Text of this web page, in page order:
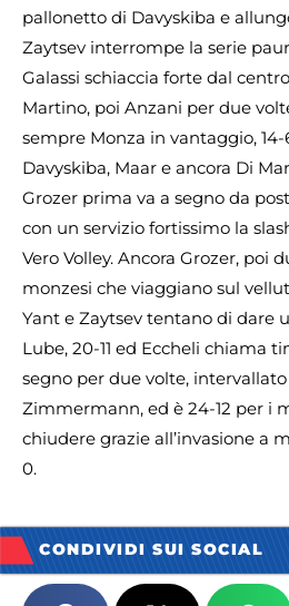
pallonetto di Davyskiba e
Zaytsev interrompe la serie
Galassi schiaccia forte dal
Martino, poi Anzani per due
sempre Monza in vantaggio,
Davyskiba, Maar e ancora Di
Grozer prima va a segno da
con un servizio fortissimo la
Vero Volley. Ancora Grozer, poi
monzesi che viaggiano sul
Yant e Zaytsev tentano di dare
Lube, 20-11 ed Eccheli chiama
segno per due volte, intervallato
Zimmermann, ed è 24-12 per i
chiudere grazie all’invasione a
0.
CONDIVIDI SUI SOCIAL